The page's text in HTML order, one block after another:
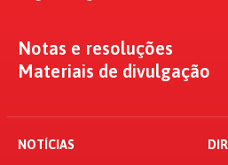
Notas e resoluções
Materiais de divulgação
NOTÍCIAS